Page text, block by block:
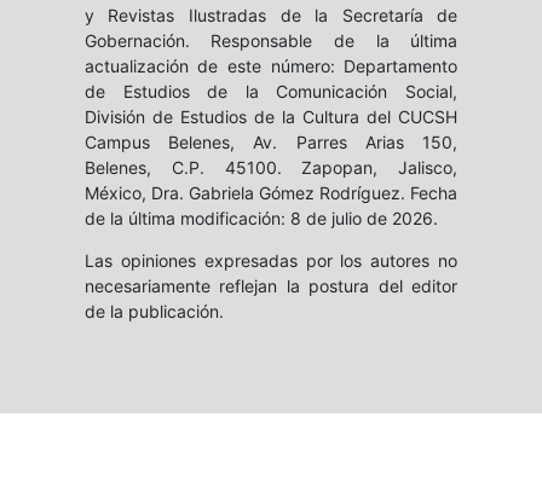
y Revistas Ilustradas de la Secretaría de
Gobernación. Responsable de la última
actualización de este número: Departamento
de Estudios de la Comunicación Social,
División de Estudios de la Cultura del CUCSH
Campus Belenes, Av. Parres Arias 150,
Belenes, C.P. 45100. Zapopan, Jalisco,
México, Dra. Gabriela Gómez Rodríguez. Fecha
de la última modificación: 8 de julio de 2026.
Las opiniones expresadas por los autores no
necesariamente reflejan la postura del editor
de la publicación.